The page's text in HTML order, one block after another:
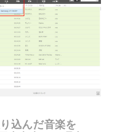
込んだ音楽を